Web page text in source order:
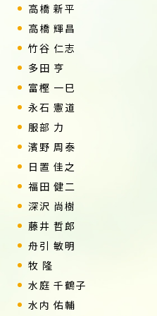
高橋 新平
高橋 輝昌
竹谷 仁志
多田 亨
富樫 一巳
永石 憲道
服部 力
濱野 周泰
日置 佳之
福田 健二
深沢 尚樹
藤井 哲郎
舟引 敏明
牧 隆
水庭 千鶴子
水内 佑輔